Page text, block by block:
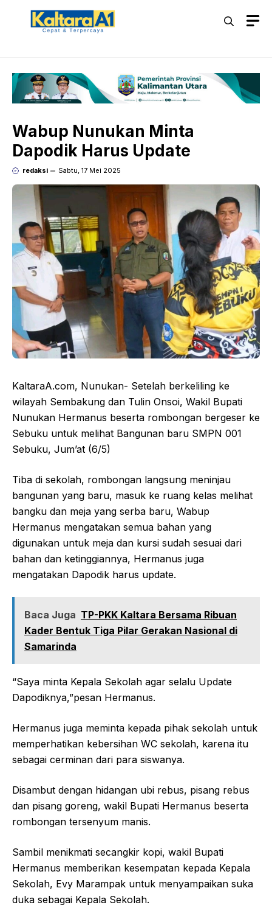
Langsung
Wabup Nunukan Minta
Dapodik Harus Update
redaksi Sabtu, 17 Mei 2025
KaltaraA.com, Nunukan- Setelah berkeliling ke
wilayah Sembakung dan Tulin Onsoi, Wakil Bupati
Nunukan Hermanus beserta rombongan bergeser ke
Sebuku untuk melihat Bangunan baru SMPN 001
Sebuku, Jum’at (6/5)
Tiba di sekolah, rombongan langsung meninjau
bangunan yang baru, masuk ke ruang kelas melihat
bangku dan meja yang serba baru, Wabup
Hermanus mengatakan semua bahan yang
digunakan untuk meja dan kursi sudah sesuai dari
bahan dan ketinggiannya, Hermanus juga
mengatakan Dapodik harus update.
Baca Juga TP-PKK Kaltara Bersama Ribuan
Kader Bentuk Tiga Pilar Gerakan Nasional di
Samarinda
“Saya minta Kepala Sekolah agar selalu Update
Dapodiknya,”pesan Hermanus.
Hermanus juga meminta kepada pihak sekolah untuk
memperhatikan kebersihan WC sekolah, karena itu
sebagai cerminan dari para siswanya.
Disambut dengan hidangan ubi rebus, pisang rebus
dan pisang goreng, wakil Bupati Hermanus beserta
rombongan tersenyum manis.
Sambil menikmati secangkir kopi, wakil Bupati
Hermanus memberikan kesempatan kepada Kepala
Sekolah, Evy Marampak untuk menyampaikan suka
duka sebagai Kepala Sekolah.